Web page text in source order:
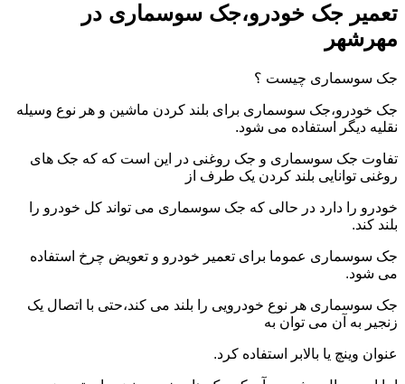
تعمیر جک خودرو،جک سوسماری در
مهرشهر
جک سوسماری چیست ؟
جک خودرو،جک سوسماری برای بلند کردن ماشین و هر نوع وسیله
نقلیه دیگر استفاده می شود.
تفاوت جک سوسماری و جک روغنی در این است که که جک های
روغنی توانایی بلند کردن یک طرف از
خودرو را دارد در حالی که جک سوسماری می تواند کل خودرو را
بلند کند.
جک سوسماری عموما برای تعمیر خودرو و تعویض چرخ استفاده
می شود.
جک سوسماری هر نوع خودرویی را بلند می کند،حتی با اتصال یک
زنجیر به آن می توان به
عنوان وینچ یا بالابر استفاده کرد.